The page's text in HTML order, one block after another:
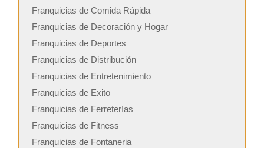
Franquicias de Comida Rápida
Franquicias de Decoración y Hogar
Franquicias de Deportes
Franquicias de Distribución
Franquicias de Entretenimiento
Franquicias de Exito
Franquicias de Ferreterías
Franquicias de Fitness
Franquicias de Fontaneria